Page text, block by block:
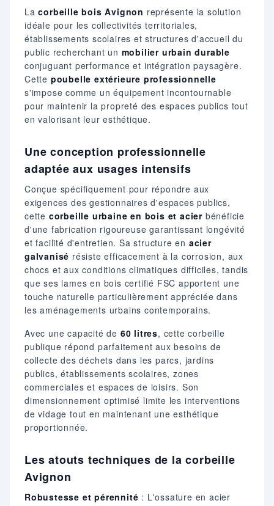
Lacorbeille bois Avignon représente la solution
idéale pour les collectivités territoriales,
établissements scolaires et structures d'accueil du
public recherchant un mobilier urbain durable
conjuguant performance et intégration paysagère.
Cette poubelle extérieure professionnelle
s'impose comme un équipement incontournable
pour maintenir la propreté des espaces publics tout
en valorisant leur esthétique.
Une conception professionnelle
adaptée aux usages intensifs
Conçue spécifiquement pour répondre aux
exigences des gestionnaires d'espaces publics,
cette corbeille urbaine en bois et acier bénéficie
d'une fabrication rigoureuse garantissant longévité
et facilité d'entretien. Sa structure en acier
galvanisé résiste efficacement à la corrosion, aux
chocs et aux conditions climatiques difficiles, tandis
que ses lames en bois certifié FSC apportent une
touche naturelle particulièrement appréciée dans
les aménagements urbains contemporains.
Avec une capacité de 60 litres, cette corbeille
publique répond parfaitement aux besoins de
collecte des déchets dans les parcs, jardins
publics, établissements scolaires, zones
commerciales et espaces de loisirs. Son
dimensionnement optimisé limite les interventions
de vidage tout en maintenant une esthétique
proportionnée.
Les atouts techniques de la corbeille
Avignon
Robustesse et pérennité : L'ossature en acier